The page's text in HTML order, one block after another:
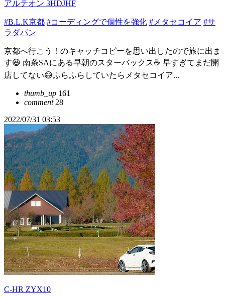
アルテオン 3HDJHF
#B.L.K京都 #コーディングで個性を強化 #メタセコイア #サ
ラダパン
京都へ行こう！のキャッチコピーを思い出したので旅に出ま
す😆 南条SAにある早朝のスターバックス☕ 早すぎてまだ開
店してない😅ふらふらしていたらメタセコイア...
thumb_up 161
comment28
2022/07/31 03:53
C-HR ZYX10